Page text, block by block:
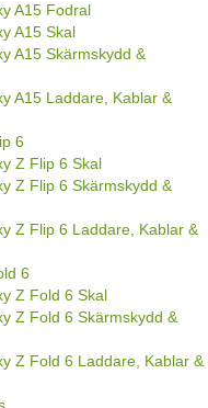
A15 Fodral
A15 Skal
A15 Skärmskydd &
A15 Laddare, Kablar &
6
Z Flip 6 Skal
Z Flip 6 Skärmskydd &
Z Flip 6 Laddare, Kablar &
6
Z Fold 6 Skal
Z Fold 6 Skärmskydd &
Z Fold 6 Laddare, Kablar &